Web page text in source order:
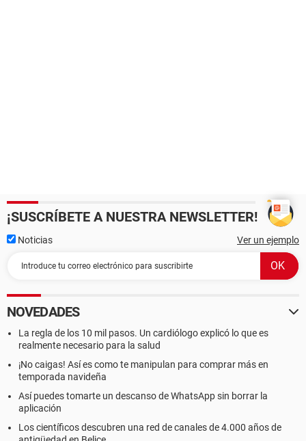
¡SUSCRÍBETE A NUESTRA NEWSLETTER!
Noticias Ver un ejemplo
NOVEDADES
La regla de los 10 mil pasos. Un cardiólogo explicó lo que es
realmente necesario para la salud
¡No caigas! Así es como te manipulan para comprar más en
temporada navideña
Así puedes tomarte un descanso de WhatsApp sin borrar la
aplicación
Los científicos descubren una red de canales de 4.000 años de